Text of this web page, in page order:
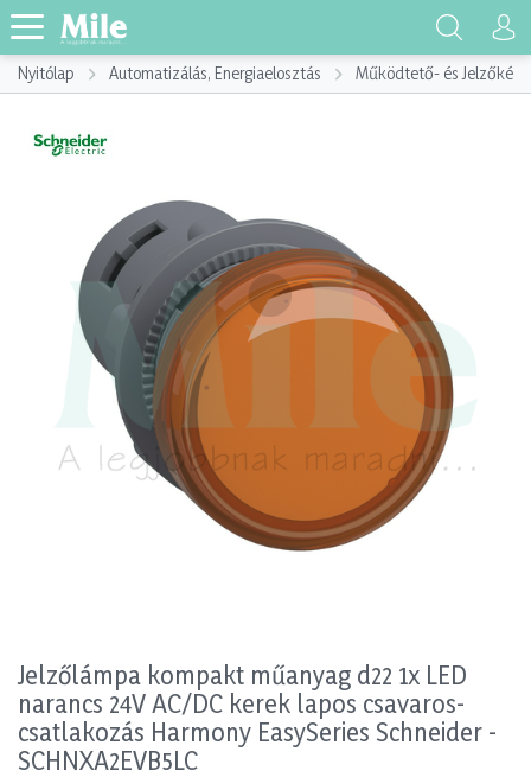
Nyitólap Automatizálás, Energiaelosztás Működtető- és
Jelzőlámpa kompakt műanyag d22 1x LED
narancs 24V AC/DC kerek lapos csavaros-
csatlakozás Harmony EasySeries Schneider -
SCHNXA2EVB5LC